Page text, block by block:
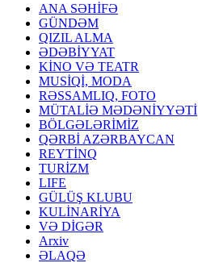
ANA SƏHİFƏ
GÜNDƏM
QIZIL ALMA
ƏDƏBİYYAT
KİNO VƏ TEATR
MUSİQİ, MODA
RƏSSAMLIQ, FOTO
MÜTALİƏ MƏDƏNİYYƏTİ
BÖLGƏLƏRİMİZ
QƏRBİ AZƏRBAYCAN
REYTİNQ
TURİZM
LIFE
GÜLÜŞ KLUBU
KULİNARİYA
VƏ DİGƏR
Arxiv
ƏLAQƏ